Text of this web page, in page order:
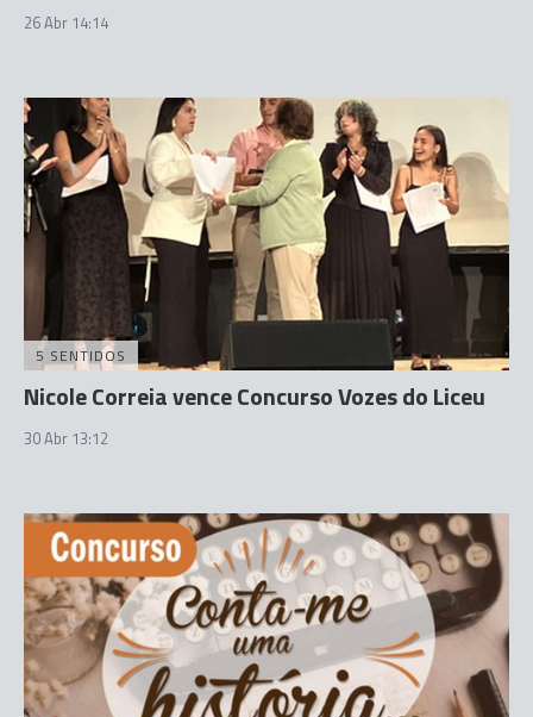
26 Abr 14:14
5 SENTIDOS
Nicole Correia vence Concurso Vozes do Liceu
30 Abr 13:12